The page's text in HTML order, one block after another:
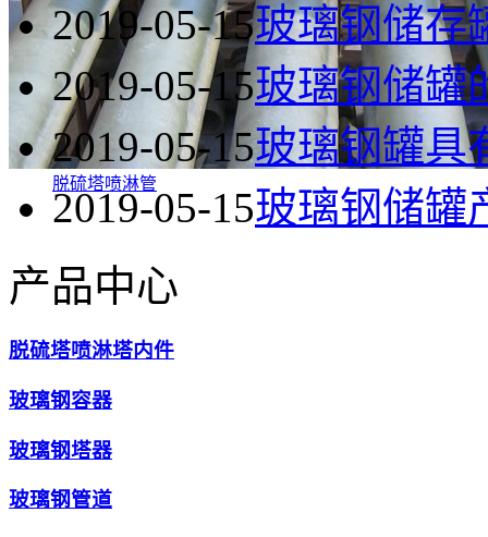
脱硫塔喷淋管
2019-05-15玻璃钢储存
2019-05-15玻璃钢储罐
2019-05-15玻璃钢罐具
2019-05-15玻璃钢储罐
产品中心
脱硫塔喷淋塔内件
玻璃钢容器
玻璃钢塔器
玻璃钢管道